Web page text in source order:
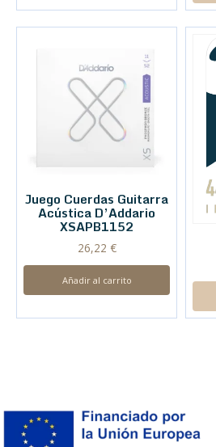
Juego Cuerdas Guitarra
Acústica D’Addario
XSAPB1152
26,22 €
Añadir al carrito